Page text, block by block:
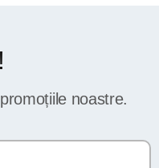
noastre.